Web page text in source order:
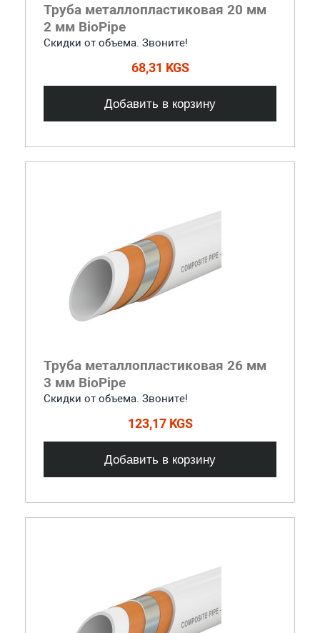
Труба металлопластиковая 20 мм
2 мм BioPipe
Скидки от объема. Звоните!
68,31 KGS
Добавить в корзину
Труба металлопластиковая 26 мм
3 мм BioPipe
Скидки от объема. Звоните!
123,17 KGS
Добавить в корзину